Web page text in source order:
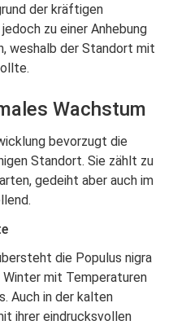
der kräftigen
zu einer Anhebung
weshalb der Standort mit
Wachstum
bevorzugt die
Standort. Sie zählt zu
gedeiht aber auch im
die Populus nigra
Winter mit Temperaturen
Auch in der kalten
ihrer eindrucksvollen